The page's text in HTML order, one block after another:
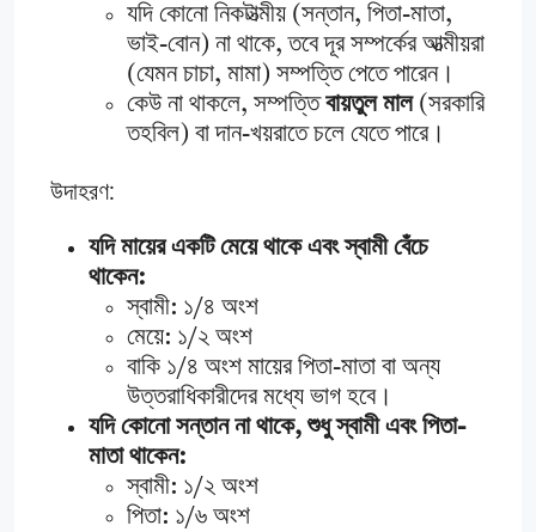
যদি কোনো নিকটাত্মীয় (সন্তান, পিতা-মাতা,
ভাই-বোন) না থাকে, তবে দূর সম্পর্কের আত্মীয়রা
(যেমন চাচা, মামা) সম্পত্তি পেতে পারেন।
কেউ না থাকলে, সম্পত্তিবায়তুল মাল(সরকারি
তহবিল) বা দান-খয়রাতে চলে যেতে পারে।
উদাহরণ:
যদি মায়ের একটি মেয়ে থাকে এবং স্বামী বেঁচে
থাকেন:
স্বামী: ১/৪ অংশ
মেয়ে: ১/২ অংশ
বাকি ১/৪ অংশ মায়ের পিতা-মাতা বা অন্য
উত্তরাধিকারীদের মধ্যে ভাগ হবে।
যদি কোনো সন্তান না থাকে, শুধু স্বামী এবং পিতা-
মাতা থাকেন:
স্বামী: ১/২ অংশ
পিতা: ১/৬ অংশ